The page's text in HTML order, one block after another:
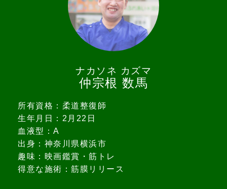
ナカソネ カズマ
仲宗根 数馬
所有資格：柔道整復師
生年月日：2月22日
血液型：A
出身：神奈川県横浜市
趣味：映画鑑賞・筋トレ
得意な施術：筋膜リリース